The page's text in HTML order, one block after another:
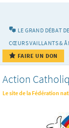
LE GRAND DÉBAT
CŒURS VAILLANTS &
FAIRE UN DON
Action
Le site de la Fédération